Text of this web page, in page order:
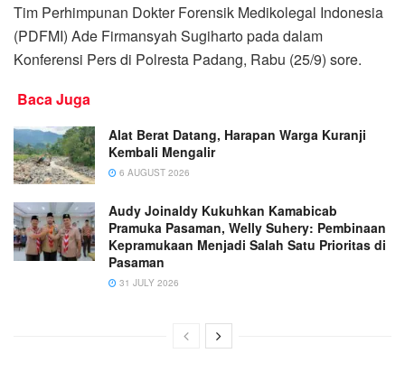
Tim Perhimpunan Dokter Forensik Medikolegal Indonesia
(PDFMI) Ade Firmansyah Sugiharto pada dalam
Konferensi Pers di Polresta Padang, Rabu (25/9) sore.
Baca Juga
Alat Berat Datang, Harapan Warga Kuranji
Kembali Mengalir
6 AUGUST 2026
Audy Joinaldy Kukuhkan Kamabicab
Pramuka Pasaman, Welly Suhery: Pembinaan
Kepramukaan Menjadi Salah Satu Prioritas di
Pasaman
31 JULY 2026